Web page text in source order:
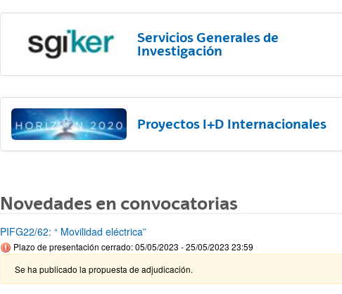
Servicios Generales de
Investigación
Proyectos I+D Internacionales
Novedades en convocatorias
PIFG22/62: “ Movilidad eléctrica”
Plazo de presentación cerrado: 05/05/2023 - 25/05/2023 23:59
Se ha publicado la propuesta de adjudicación.